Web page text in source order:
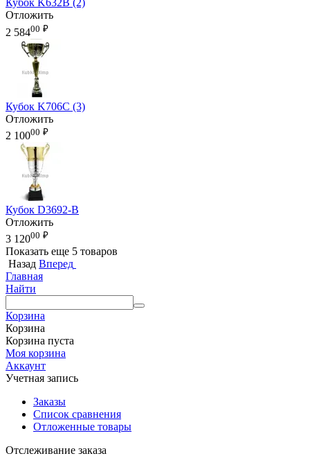
Кубок K632B (2)
Отложить
2 58400 ₽
Кубок K706C (3)
Отложить
2 10000 ₽
Кубок D3692-B
Отложить
3 12000 ₽
Показать еще 5 товаров
Назад Вперед
Главная
Найти
Корзина
Корзина
Корзина пуста
Моя корзина
Аккаунт
Учетная запись
Заказы
Список сравнения
Отложенные товары
Отслеживание заказа